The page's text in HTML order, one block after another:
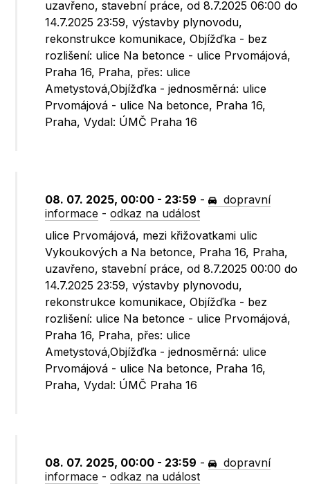
uzavřeno, stavební práce, od 8.7.2025 06:00 do
14.7.2025 23:59, výstavby plynovodu,
rekonstrukce komunikace, Objížďka - bez
rozlišení: ulice Na betonce - ulice Prvomájová,
Praha 16, Praha, přes: ulice
Ametystová,Objížďka - jednosměrná: ulice
Prvomájová - ulice Na betonce, Praha 16,
Praha, Vydal: ÚMČ Praha 16
08. 07. 2025, 00:00 - 23:59 -
dopravní
informace -odkaz na událost
ulice Prvomájová, mezi křižovatkami ulic
Vykoukových a Na betonce, Praha 16, Praha,
uzavřeno, stavební práce, od 8.7.2025 00:00 do
14.7.2025 23:59, výstavby plynovodu,
rekonstrukce komunikace, Objížďka - bez
rozlišení: ulice Na betonce - ulice Prvomájová,
Praha 16, Praha, přes: ulice
Ametystová,Objížďka - jednosměrná: ulice
Prvomájová - ulice Na betonce, Praha 16,
Praha, Vydal: ÚMČ Praha 16
08. 07. 2025, 00:00 - 23:59 -
dopravní
informace -odkaz na událost